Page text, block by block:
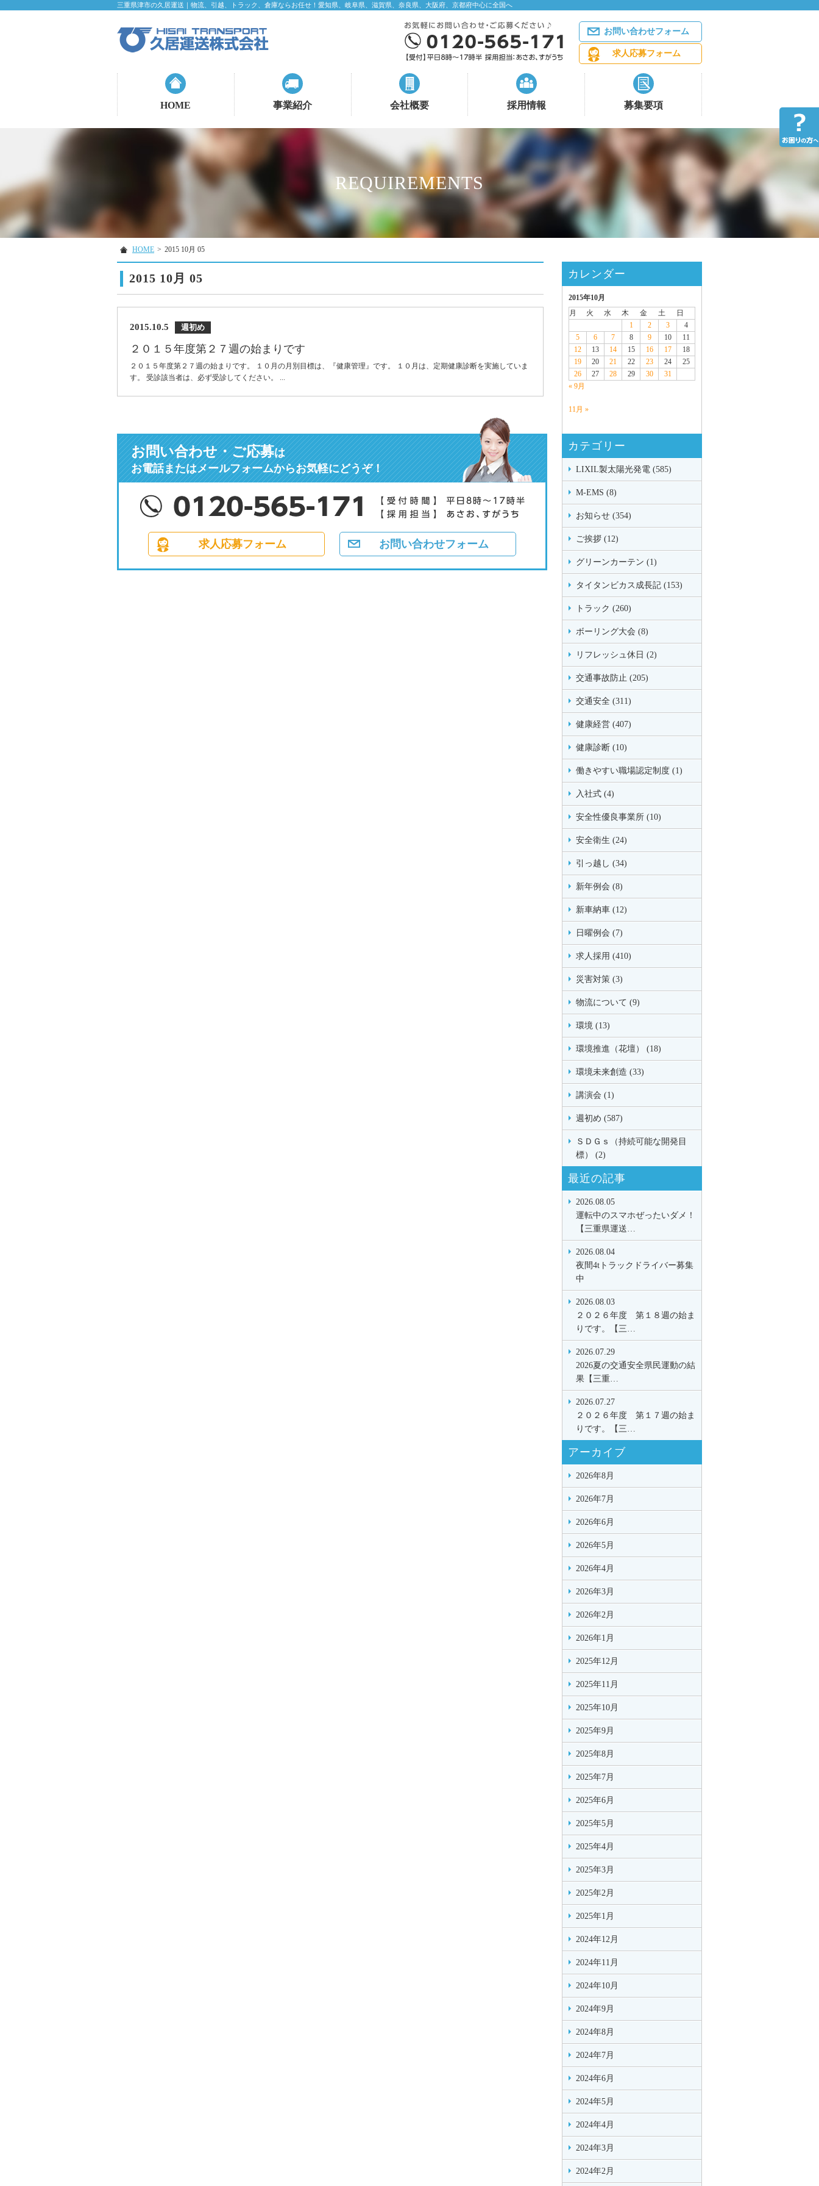
三重県津市の久居運送｜物流、引越、トラック、倉庫ならお任せ！愛知県、岐阜県、滋賀県、奈良県、大阪府、京都府中心に全国へ
お問い合わせフォーム
求人応募フォーム
HOME 事業紹介 会社概要 採用情報 募集要項
REQUIREMENTS
HOME > 2015 10月 05
2015 10月 05
2015.10.5 週初め
２０１５年度第２７週の始まりです
２０１５年度第２７週の始まりです。 １０月の月別目標は、『健康管理』です。 １０月は、定期健康診断を実施していま
す。 受診該当者は、必ず受診してください。 ...
お問い合わせ・ご応募は
お電話またはメールフォームからお気軽にどうぞ！
求人応募フォーム お問い合わせフォーム
カレンダー
2015年10月
月
火 水 木 金 土
日
1
2 3
4
5
6 7 8 9 10
11
12
13 14 15 16 17
18
19
20 21 22 23 24
25
26
27 28 29 30
31
« 9月
11月 »
カテゴリー
LIXIL製太陽光発電 (585)
M-EMS (8)
お知らせ (354)
ご挨拶 (12)
グリーンカーテン (1)
タイタンビカス成長記 (153)
トラック (260)
ボーリング大会 (8)
リフレッシュ休日 (2)
交通事故防止 (205)
交通安全 (311)
健康経営 (407)
健康診断 (10)
働きやすい職場認定制度 (1)
入社式 (4)
安全性優良事業所 (10)
安全衛生 (24)
引っ越し (34)
新年例会 (8)
新車納車 (12)
日曜例会 (7)
求人採用 (410)
災害対策 (3)
物流について (9)
環境 (13)
環境推進（花壇） (18)
環境未来創造 (33)
講演会 (1)
週初め (587)
ＳＤＧｓ（持続可能な開発目
標） (2)
最近の記事
2026.08.05
運転中のスマホぜったいダメ！
【三重県運送…
2026.08.04
夜間4tトラックドライバー募集
中
2026.08.03
２０２６年度 第１８週の始ま
りです。【三…
2026.07.29
2026夏の交通安全県民運動の結
果【三重…
2026.07.27
２０２６年度 第１７週の始ま
りです。【三…
アーカイブ
2026年8月
2026年7月
2026年6月
2026年5月
2026年4月
2026年3月
2026年2月
2026年1月
2025年12月
2025年11月
2025年10月
2025年9月
2025年8月
2025年7月
2025年6月
2025年5月
2025年4月
2025年3月
2025年2月
2025年1月
2024年12月
2024年11月
2024年10月
2024年9月
2024年8月
2024年7月
2024年6月
2024年5月
2024年4月
2024年3月
2024年2月